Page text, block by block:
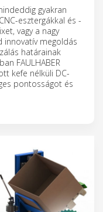
gyakran
esztergákkal és -
vagy a nagy
innovatív megoldás
határainak
FAULHABER
kefe nélküli DC-
pontosságot és